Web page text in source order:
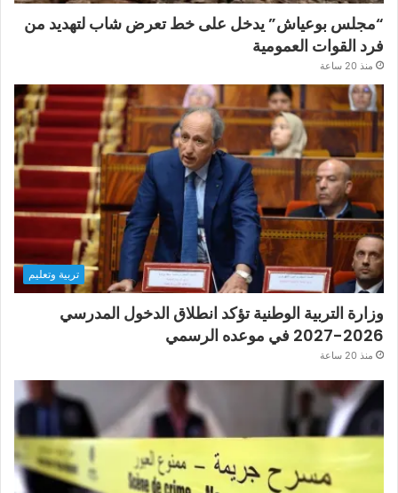
“مجلس بوعياش” يدخل على خط تعرض شاب لتهديد من
فرد القوات العمومية
منذ 20 ساعة
تربية وتعليم
وزارة التربية الوطنية تؤكد انطلاق الدخول المدرسي
2026-2027 في موعده الرسمي
منذ 20 ساعة